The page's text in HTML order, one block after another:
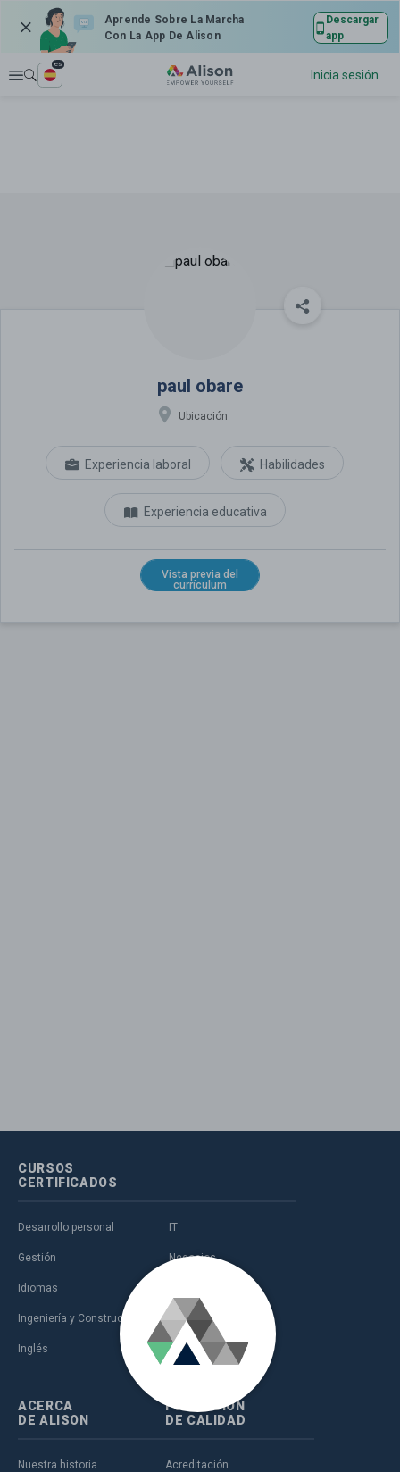
Aprende Sobre La Marcha
Con La App De Alison
Descargar
app
Explorar
es
Inicia sesión
paul obare
Ubicación
Experiencia laboral
Experiencia educativa
Habilidades
Vista previa del
currículum
CURSOS
CERTIFICADOS
Desarrollo personal
Gestión
Idiomas
Ingeniería y Construcción
Inglés
IT
Negocios
Ventas y marketing
Ámbito educativo
ACERCA
DE ALISON
Nuestra historia
FORMACIÓN
DE CALIDAD
Acreditación